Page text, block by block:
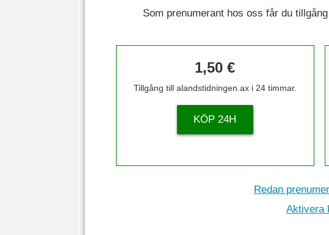
Som prenumerant hos oss får du
1,50 €
Tillgång till alandstidningen.ax i 24 timmar.
KÖP 24H
Redan
Aktivera